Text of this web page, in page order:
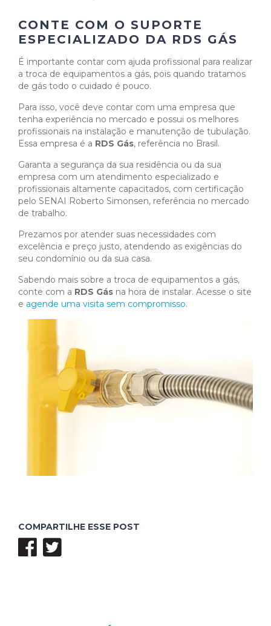
CONTE COM O SUPORTE
ESPECIALIZADO DA RDS GÁS
É importante contar com ajuda profissional para realizar
a troca de equipamentos a gás, pois quando tratamos
de gás todo o cuidado é pouco.
Para isso, você deve contar com uma empresa que
tenha experiência no mercado e possui os melhores
profissionais na instalação e manutenção de tubulação.
Essa empresa é a RDS Gás, referência no Brasil.
Garanta a segurança da sua residência ou da sua
empresa com um atendimento especializado e
profissionais altamente capacitados, com certificação
pelo SENAI Roberto Simonsen, referência no mercado
de trabalho.
Prezamos por atender suas necessidades com
excelência e preço justo, atendendo as exigências do
seu condomínio ou da sua casa.
Sabendo mais sobre a troca de equipamentos a gás,
conte com a RDS Gás na hora de instalar. Acesse o site
e agende uma visita sem compromisso.
COMPARTILHE ESSE POST